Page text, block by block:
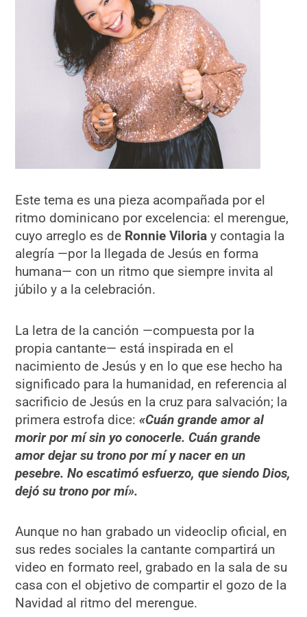
Este tema es una pieza acompañada por el
ritmo dominicano por excelencia: el merengue,
cuyo arreglo es de Ronnie Viloria y contagia la
alegría —por la llegada de Jesús en forma
humana— con un ritmo que siempre invita al
júbilo y a la celebración.
La letra de la canción —compuesta por la
propia cantante— está inspirada en el
nacimiento de Jesús y en lo que ese hecho ha
significado para la humanidad, en referencia al
sacrificio de Jesús en la cruz para salvación; la
primera estrofa dice:«Cuán grande amor al
morir por mí sin yo conocerle. Cuán grande
amor dejar su trono por mí y nacer en un
pesebre. No escatimó esfuerzo, que siendo Dios,
dejó su trono por mí».
Aunque no han grabado un videoclip oficial, en
sus redes sociales la cantante compartirá un
video en formato reel, grabado en la sala de su
casa con el objetivo de compartir el gozo de la
Navidad al ritmo del merengue.